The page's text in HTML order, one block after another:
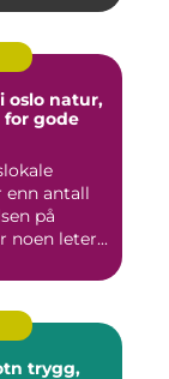
natur,
gode
enn antall
på
noen leter...